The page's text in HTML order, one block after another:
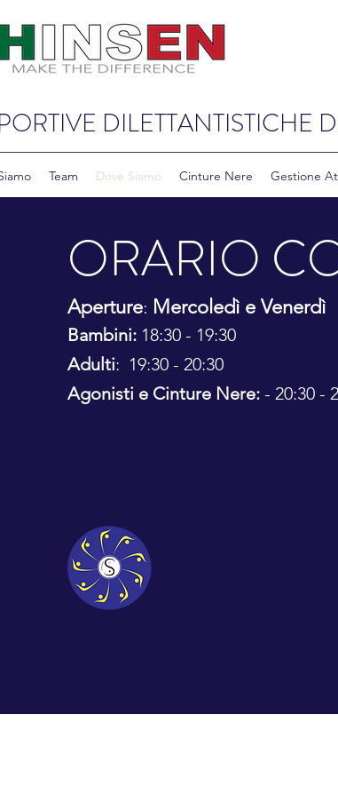
DILETTANTISTICHE
Team Dove Siamo Cinture Nere Gestione
ORARIO
Aperture: Mercoledìe Venerdì
Bambini:18:30 - 19:30
Adulti: 19:30 - 20:30
Agonisti e Cinture Nere:- 20:30 -